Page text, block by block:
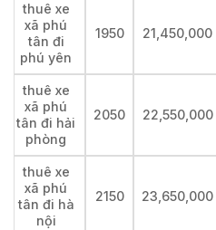
thuê xe
xã phú
tân đi
phú yên
1950 21,450,000
thuê xe
xã phú
tân đi hải
phòng
2050 22,550,000
thuê xe
xã phú
tân đi hà
nội
2150 23,650,000